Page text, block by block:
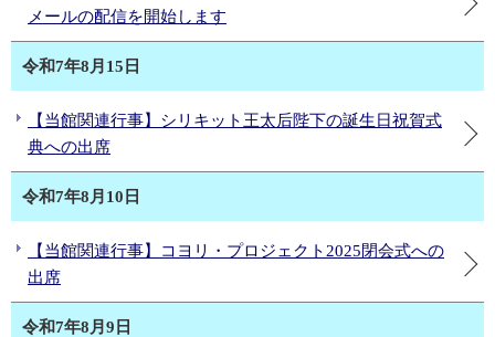
メールの配信を開始します
令和7年8月15日
【当館関連行事】シリキット王太后陛下の誕生日祝賀式
典への出席
令和7年8月10日
【当館関連行事】コヨリ・プロジェクト2025閉会式への
出席
令和7年8月9日